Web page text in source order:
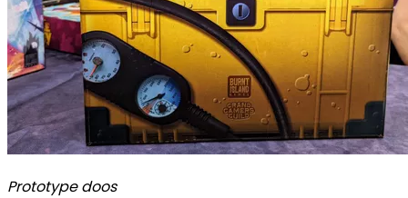
Prototype doos